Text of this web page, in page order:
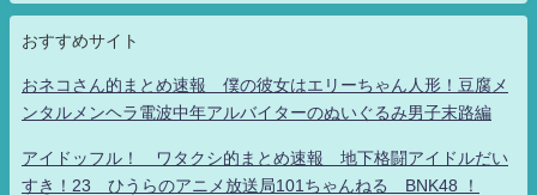
おすすめサイト
おネコさん的まとめ速報 僕の彼女はエリーちゃん人形！豆腐メ
ンタルメンヘラ電波中年アルバイターのぬいぐるみ男子末路編
アイドッフル！ ワタクシ的まとめ速報 地下格闘アイドルだい
すき！23 ひうらのアニメ放送局101ちゃんねる BNK48 ！